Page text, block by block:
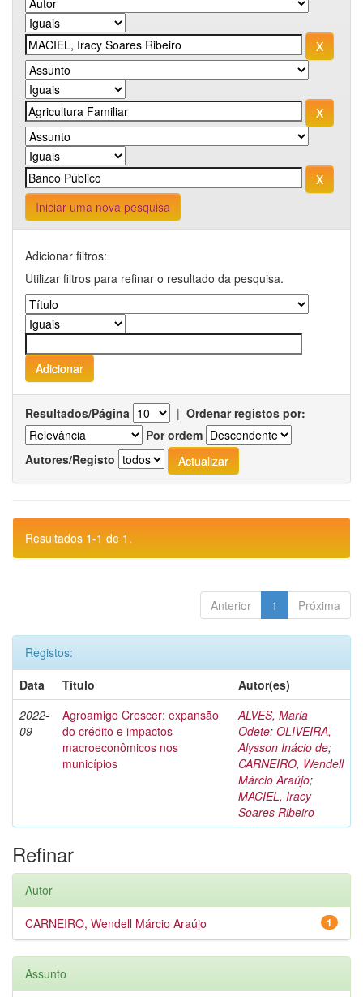
Iniciar uma nova pesquisa
Adicionar filtros:
Utilizar filtros para refinar o resultado da pesquisa.
Resultados/Página | Ordenar registos por:
Por ordem
Autores/Registo
Resultados 1-1 de 1.
Anterior 1 Próxima
Registos:
Data
Título
Autor(es)
2022-
09
Agroamigo Crescer: expansão
do crédito e impactos
macroeconômicos nos
municípios
ALVES, Maria
Odete; OLIVEIRA,
Alysson Inácio de;
CARNEIRO, Wendell
Márcio Araújo;
MACIEL, Iracy
Soares Ribeiro
Refinar
Autor
1
CARNEIRO, Wendell Márcio Araújo
Assunto